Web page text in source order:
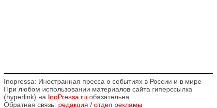
Inopressa: Иностранная пресса о событиях в России и в мире
При любом использовании материалов сайта гиперссылка
(hyperlink) на InoPressa.ru обязательна.
Обратная связь: редакция / отдел рекламы